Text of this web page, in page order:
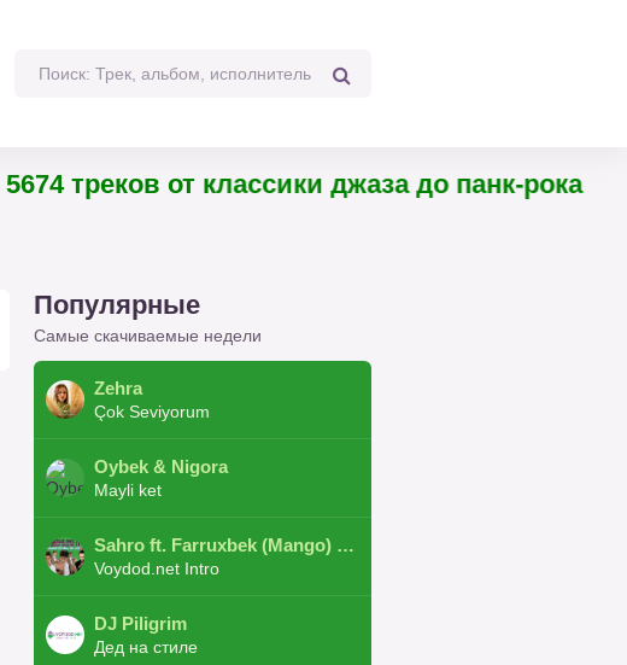
треков от классики джаза до панк-рока
Популярные
Самые скачиваемые недели
Zehra
Çok Seviyorum
Oybek & Nigora
Mayli ket
Sahro ft. Farruxbek (Mango) ft. Shaxboz ft. Navruz and Zarba ft. DJ.JoHa
Voydod.net Intro
DJ Piligrim
Дед на стиле